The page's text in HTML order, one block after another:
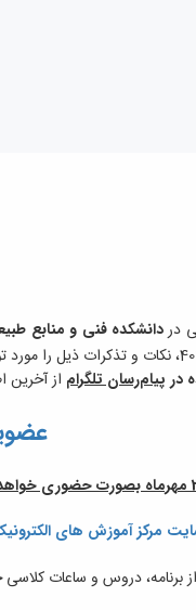
دردانشکده فنی و منابع
در پیام‌رسان تلگرام از آخرین
مرکز آموزش های
از برنامه، دروس و ساعات